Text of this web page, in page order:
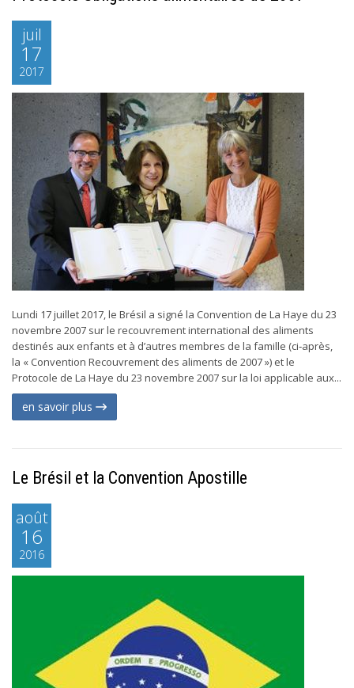
juil
17
2017
Lundi 17 juillet 2017, le Brésil a signé la Convention de La Haye du 23
novembre 2007 sur le recouvrement international des aliments
destinés aux enfants et à d’autres membres de la famille (ci‑après,
la « Convention Recouvrement des aliments de 2007 ») et le
Protocole de La Haye du 23 novembre 2007 sur la loi applicable aux...
en savoir plus
Le Brésil et la Convention Apostille
août
16
2016